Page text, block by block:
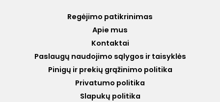
Regėjimo patikrinimas
Apie mus
Kontaktai
Paslaugų naudojimo sąlygos ir taisyklės
Pinigų ir prekių grąžinimo politika
Privatumo politika
Slapukų politika